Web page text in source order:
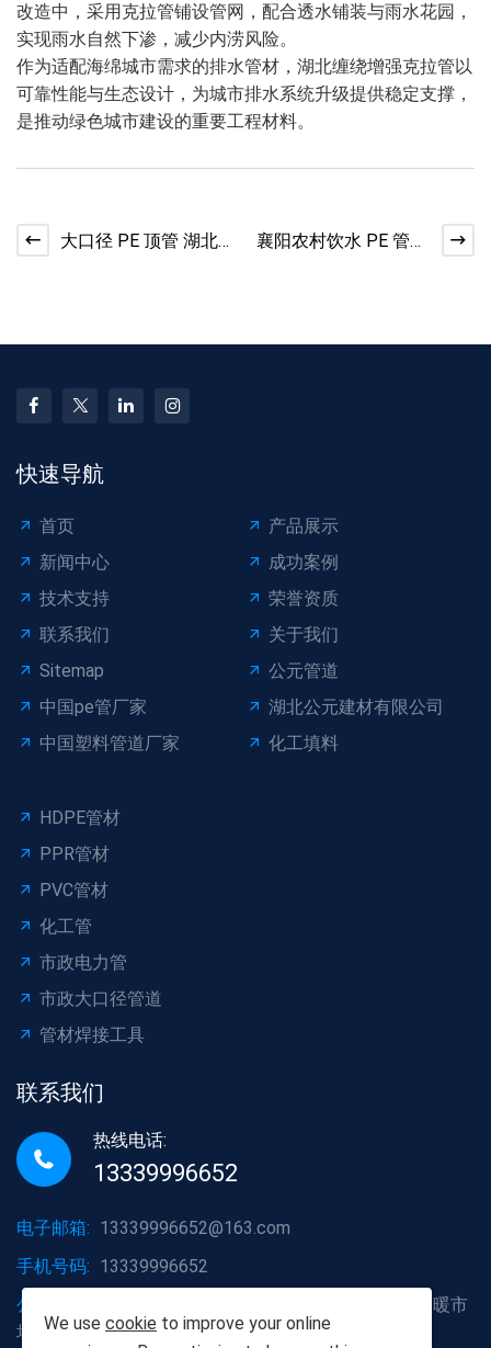
改造中，采用克拉管铺设管网，配合透水铺装与雨水花园，
实现雨水自然下渗，减少内涝风险。
作为适配海绵城市需求的排水管材，湖北缠绕增强克拉管以
可靠性能与生态设计，为城市排水系统升级提供稳定支撑，
是推动绿色城市建设的重要工程材料。
大口径 PE 顶管 湖北
襄阳农村饮水 PE 管
快速导航
首页
产品展示
新闻中心
成功案例
技术支持
荣誉资质
联系我们
关于我们
Sitemap
公元管道
中国pe管厂家
湖北公元建材有限公司
中国塑料管道厂家
化工填料
HDPE管材
PPR管材
PVC管材
化工管
市政电力管
市政大口径管道
管材焊接工具
联系我们
热线电话:
13339996652
电子邮箱: 13339996652@163.com
手机号码: 13339996652
公司地址:
湖北省武汉市洪山区白沙洲大道烽火五金水暖市
场A2栋6号
We use cookie to improve your online